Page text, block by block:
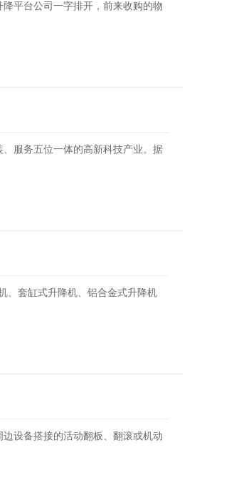
平台公司一字排开，前来收购的物
服务五位一体的高新科技产业。据
、套缸式升降机、铝合金式升降机
设备搭接的活动翻板、翻滚或机动